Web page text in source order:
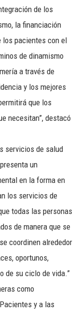
de los
la financiación
los pacientes con el
de dinamismo
a través de
y los mejores
que los
necesitan”, destacó
servicios de salud
un
en la forma en
los servicios de
todas las personas
de manera que se
coordinen alrededor
oportunos,
de su ciclo de vida.”
como
y a las